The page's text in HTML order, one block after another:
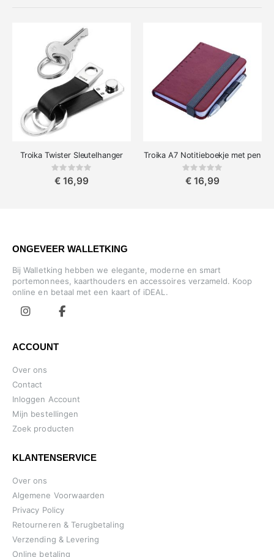
Troika Twister Sleutelhanger
Rating:
€ 16,99
Troika A7 Notitieboekje met pen
Rating:
€ 16,99
ONGEVEER WALLETKING
Bij Walletking hebben we elegante, moderne en smart
portemonnees, kaarthouders en accessoires verzameld. Koop
online en betaal met een kaart of iDEAL.
ACCOUNT
Over ons
Contact
Inloggen Account
Mijn bestellingen
Zoek producten
KLANTENSERVICE
Over ons
Algemene Voorwaarden
Privacy Policy
Retourneren & Terugbetaling
Verzending & Levering
Online betaling